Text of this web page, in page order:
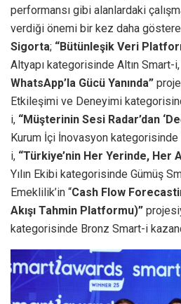
performansı gibi alanlardaki
verdiği önemi bir kez daha
Sigorta; “Bütünleşik Veri
Altyapı kategorisinde Altın Smart-i,
WhatsApp’la Gücü Yanında”
Etkileşimi ve Deneyimi
i, “Müşterinin Sesi Radar’dan
Kurum İçi İnovasyon kategorisinde
i, “Türkiye’nin Her Yerinde, Her
Yılın Ekibi kategorisinde Gümüş
Emeklilik’in “Cash Flow
Akışı Tahmin Platformu)”
kategorisinde Bronz Smart-i